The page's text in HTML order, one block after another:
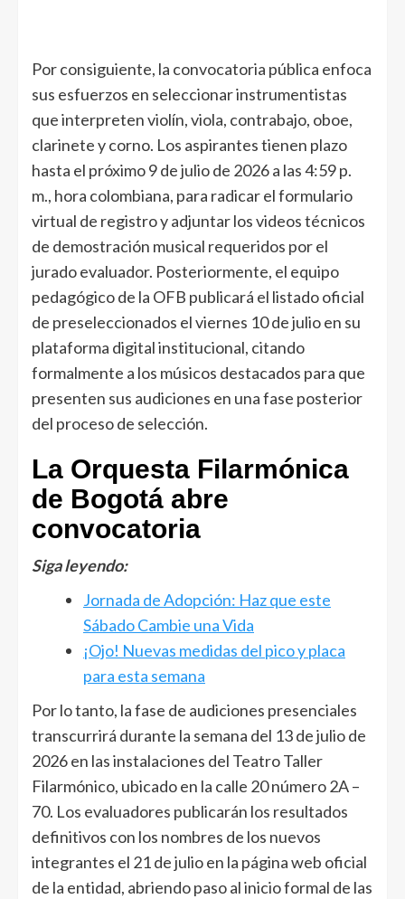
Por consiguiente, la convocatoria pública enfoca
sus esfuerzos en seleccionar instrumentistas
que interpreten violín, viola, contrabajo, oboe,
clarinete y corno. Los aspirantes tienen plazo
hasta el próximo 9 de julio de 2026 a las 4:59 p.
m., hora colombiana, para radicar el formulario
virtual de registro y adjuntar los videos técnicos
de demostración musical requeridos por el
jurado evaluador. Posteriormente, el equipo
pedagógico de la OFB publicará el listado oficial
de preseleccionados el viernes 10 de julio en su
plataforma digital institucional, citando
formalmente a los músicos destacados para que
presenten sus audiciones en una fase posterior
del proceso de selección.
La Orquesta Filarmónica
de Bogotá abre
convocatoria
Siga leyendo:
Jornada de Adopción: Haz que este
Sábado Cambie una Vida
¡Ojo! Nuevas medidas del pico y placa
para esta semana
Por lo tanto, la fase de audiciones presenciales
transcurrirá durante la semana del 13 de julio de
2026 en las instalaciones del Teatro Taller
Filarmónico, ubicado en la calle 20 número 2A –
70. Los evaluadores publicarán los resultados
definitivos con los nombres de los nuevos
integrantes el 21 de julio en la página web oficial
de la entidad, abriendo paso al inicio formal de las